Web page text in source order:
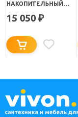
НАКОПИТЕЛЬНЫЙ
FLAT 50 V
15 050 ₽